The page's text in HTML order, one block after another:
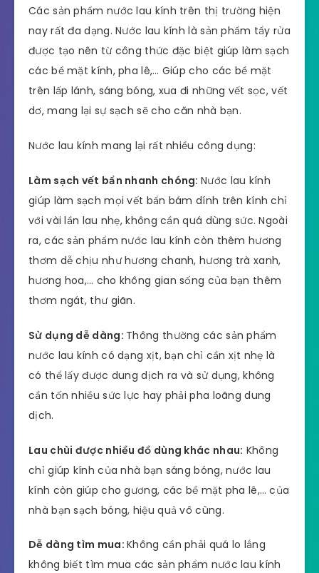
Các sản phẩm nước lau kính trên thị trường hiện
nay rất đa dạng. Nước lau kính là sản phẩm tẩy rửa
được tạo nên từ công thức đặc biệt giúp làm sạch
các bề mặt kính, pha lê,… Giúp cho các bề mặt
trên lấp lánh, sáng bóng, xua đi những vết sọc, vết
dơ, mang lại sự sạch sẽ cho căn nhà bạn.
Nước lau kính mang lại rất nhiều công dụng:
Làm sạch vết bẩn nhanh chóng: Nước lau kính
giúp làm sạch mọi vết bẩn bám dính trên kính chỉ
với vài lần lau nhẹ, không cần quá dùng sức. Ngoài
ra, các sản phẩm nước lau kính còn thêm hương
thơm dễ chịu như hương chanh, hương trà xanh,
hương hoa,… cho không gian sống của bạn thêm
thơm ngát, thư giãn.
Sử dụng dễ dàng: Thông thường các sản phẩm
nước lau kính có dạng xịt, bạn chỉ cần xịt nhẹ là
có thể lấy được dung dịch ra và sử dụng, không
cần tốn nhiều sức lực hay phải pha loãng dung
dịch.
Lau chùi được nhiều đồ dùng khác nhau: Không
chỉ giúp kính của nhà bạn sáng bóng, nước lau
kính còn giúp cho gương, các bề mặt pha lê,… của
nhà bạn sạch bóng, hiệu quả vô cùng.
Dễ dàng tìm mua:Không cần phải quá lo lắng
không biết tìm mua các sản phẩm nước lau kính